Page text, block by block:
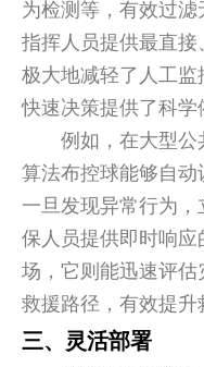
为检测等，有效过
指挥人员提供最直
极大地减轻了人工
快速决策提供了科学
例如，在大型公
算法布控球能够自动
一旦发现异常行为
保人员提供即时响
场，它则能迅速评
救援路径，有效提升
三、灵活部署